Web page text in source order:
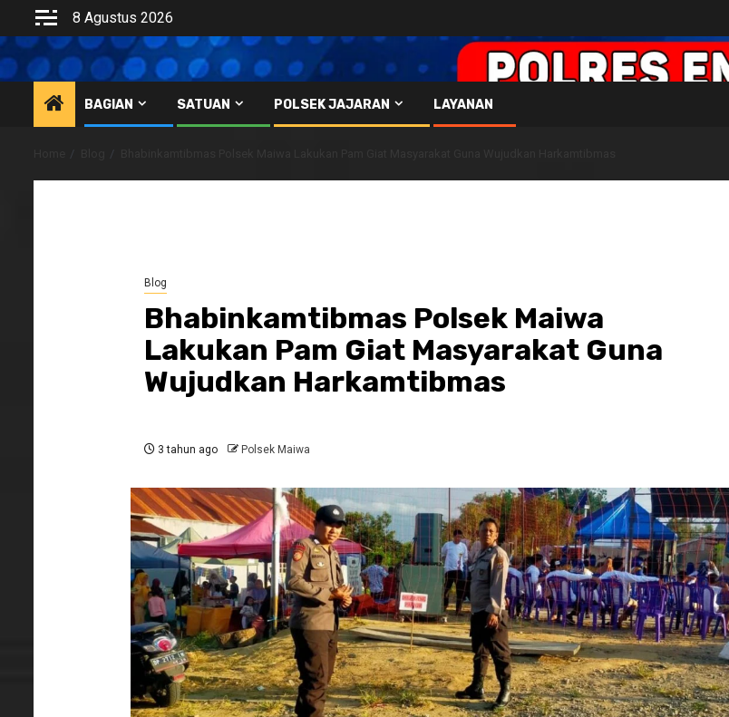
content
8 Agustus 2026
BAGIAN SATUAN POLSEK JAJARAN LAYANAN
Blog
Bhabinkamtibmas Polsek Maiwa
Lakukan Pam Giat Masyarakat Guna
Wujudkan Harkamtibmas
3 tahun ago Polsek Maiwa